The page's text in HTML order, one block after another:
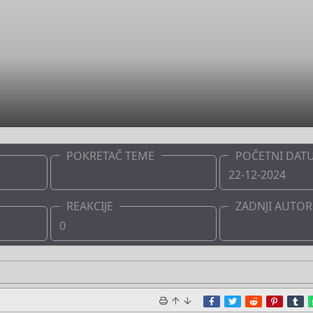
POKRETAČ TEME
POČETNI
22-12-2024
REAKCIJE
0
ZADNJI AUTOR
Facebook
TwitterReddit